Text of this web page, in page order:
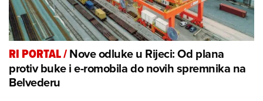
RI PORTAL/Nove odluke u Rijeci: Od plana
protiv buke i e-romobila do novih spremnika na
Belvederu